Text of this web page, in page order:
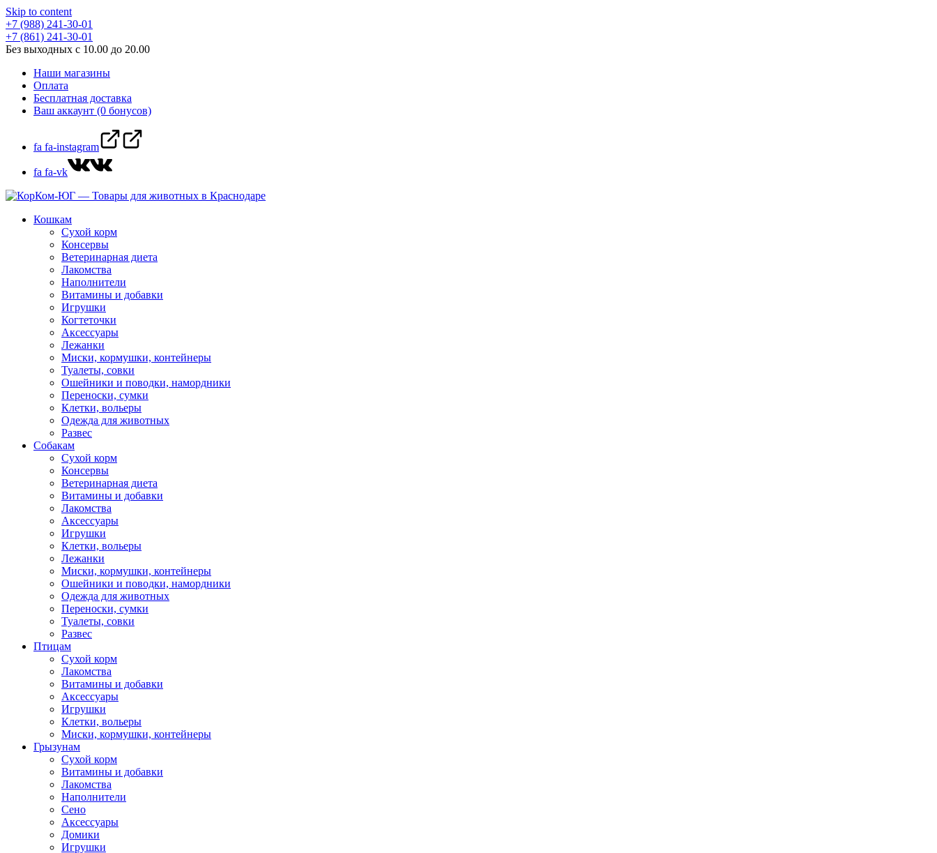
Skip to content
+7 (988) 241-30-01
+7 (861) 241-30-01
Без выходных с 10.00 до 20.00
Наши магазины
Оплата
Бесплатная доставка
Ваш аккаунт (0 бонусов)
fa fa-instagram
fa fa-vk
Кошкам
Сухой корм
Консервы
Ветеринарная диета
Лакомства
Наполнители
Витамины и добавки
Игрушки
Когтеточки
Аксессуары
Лежанки
Миски, кормушки, контейнеры
Туалеты, совки
Ошейники и поводки, намордники
Переноски, сумки
Клетки, вольеры
Одежда для животных
Развес
Собакам
Сухой корм
Консервы
Ветеринарная диета
Витамины и добавки
Лакомства
Аксессуары
Игрушки
Клетки, вольеры
Лежанки
Миски, кормушки, контейнеры
Ошейники и поводки, намордники
Одежда для животных
Переноски, сумки
Туалеты, совки
Развес
Птицам
Сухой корм
Лакомства
Витамины и добавки
Аксессуары
Игрушки
Клетки, вольеры
Миски, кормушки, контейнеры
Грызунам
Сухой корм
Витамины и добавки
Лакомства
Наполнители
Сено
Аксессуары
Домики
Игрушки